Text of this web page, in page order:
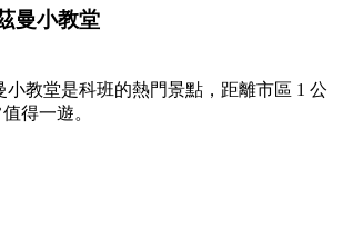
曼小教堂
小教堂是科班的熱門景點，距離市區 1 公
得一遊。